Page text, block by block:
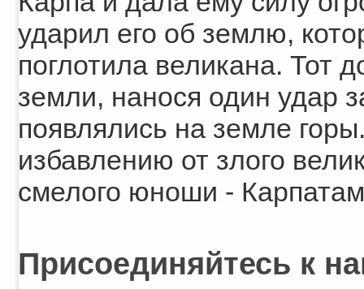
ударил его об землю,
поглотила великана. Тот
земли, нанося один удар
появлялись на земле
избавлению от злого
смелого юноши -
Присоединяйтесь к